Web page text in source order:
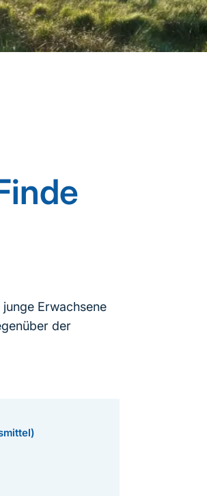
Erwachsene
der